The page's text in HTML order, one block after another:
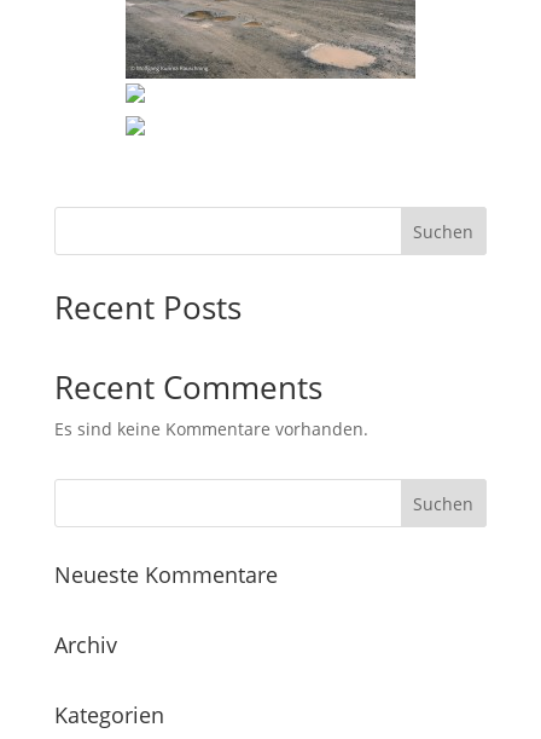
Suchen
Recent Posts
Recent Comments
Es sind keine Kommentare vorhanden.
Neueste Kommentare
Archiv
Kategorien